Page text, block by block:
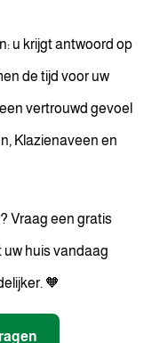
u krijgt antwoord op
de tijd voor uw
vertrouwd gevoel
Klazienaveen en
Vraag een gratis
uw huis vandaag
🧡